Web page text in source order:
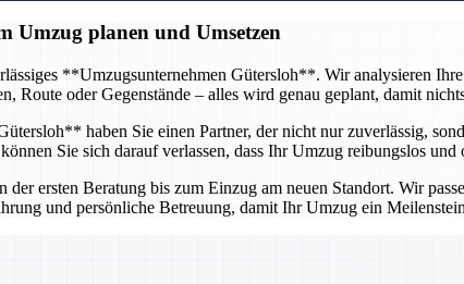
Umzug planen und Umsetzen
**Umzugsunternehmen Gütersloh**. Wir analysieren
oder Gegenstände – alles wird genau geplant, damit
haben Sie einen Partner, der nicht nur zuverlässig,
Sie sich darauf verlassen, dass Ihr Umzug reibungslos und
ersten Beratung bis zum Einzug am neuen Standort. Wir
und persönliche Betreuung, damit Ihr Umzug ein